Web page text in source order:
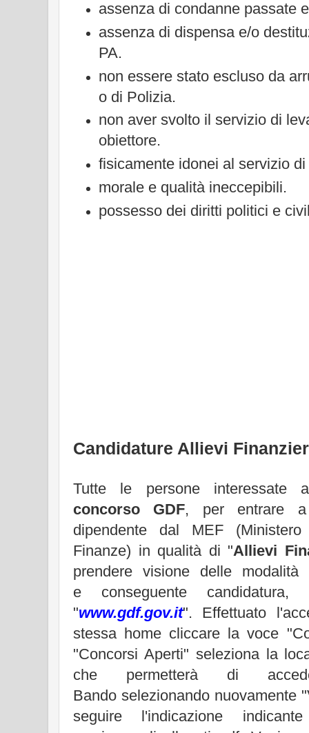
assenza di condanne passate
assenza di dispensa e/o
PA.
non essere stato escluso da
o di Polizia.
non aver svolto il servizio di
obiettore.
fisicamente idonei al servizio
morale e qualità ineccepibili.
possesso dei diritti politici e
Candidature Allievi
Tutte le persone interessate
concorso GDF, per entrare
dipendente dal MEF
Finanze) in qualità di "Allievi
prendere visione delle modalità
e conseguente
"www.gdf.gov.it". Effettuato
stessa home cliccare la voce
"Concorsi Aperti" seleziona la
che permetterà di
Bando selezionando nuovamente
seguire l'indicazione